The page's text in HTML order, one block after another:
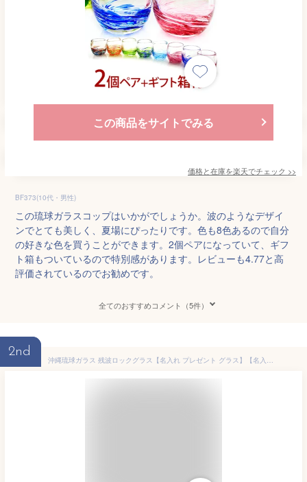
この商品をサイトでみる
価格と在庫を楽天でチェック >>
BF373(10代・男性)
この琉球ガラスコップはいかがでしょうか。波のようなデザイ
ンでとても美しく、夏場にぴったりです。色も8色あるので自分
の好きな色を買うことができます。2個ペアになっていて、ギフ
ト箱もついているので特別感があります。レビューも4.77と高
評価されているのでお勧めです。
全てのおすすめコメント（5件）
2nd
沖縄琉球ガラス 残波ロックグラス【名入れ プレゼント グラス】【名入れ グラス】